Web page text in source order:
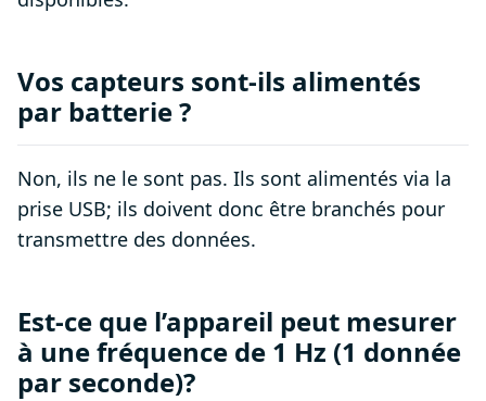
Vos capteurs sont-ils alimentés
par batterie ?
Non, ils ne le sont pas. Ils sont alimentés via la
prise USB; ils doivent donc être branchés pour
transmettre des données.
Est-ce que l’appareil peut mesurer
à une fréquence de 1 Hz (1 donnée
par seconde)?